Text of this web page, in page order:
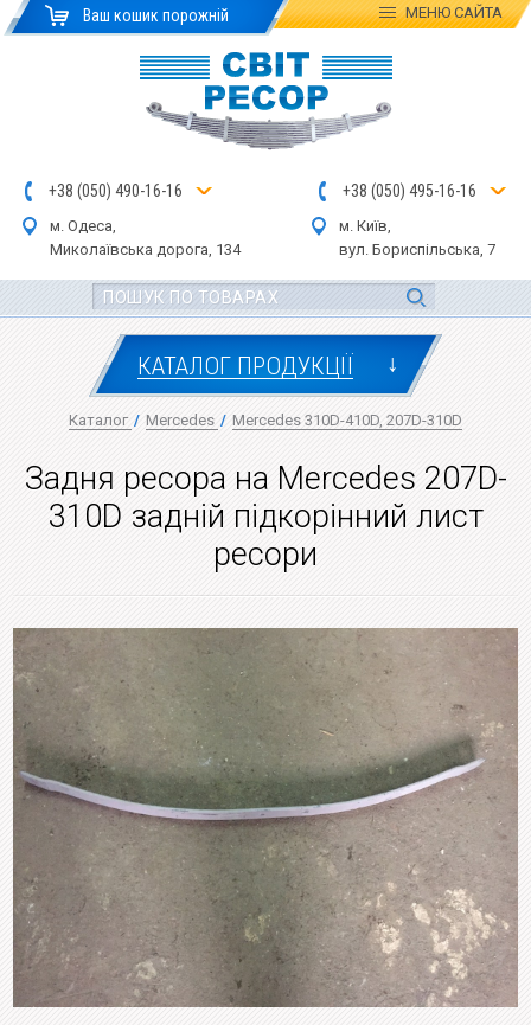
Ваш кошик порожній МЕНЮСАЙТА
+38 (050) 490-16-16
м. Одеса,
Миколаївська дорога, 134
+38 (050) 495-16-16
м. Київ,
вул. Бориспільська, 7
КАТАЛОГ ПРОДУКЦІЇ ↓
Каталог / Mercedes / Mercedes 310D-410D, 207D-310D
Задня ресора на Mercedes 207D-
310D задній підкорінний лист
ресори